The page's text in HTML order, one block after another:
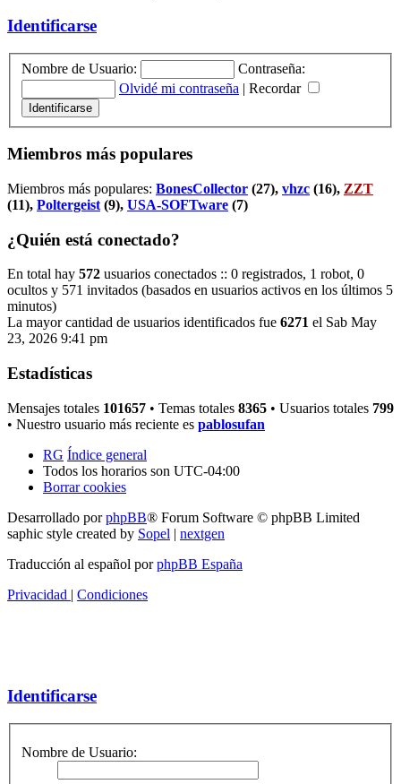
Identificarse
Nombre de Usuario:
Contraseña:
Olvidé mi contraseña | Recordar
Miembros más populares
Miembros más populares: BonesCollector (27), vhzc (16), ZZT
(11), Poltergeist (9), USA-SOFTware (7)
¿Quién está conectado?
En total hay 572 usuarios conectados :: 0 registrados, 1 robot, 0
ocultos y 571 invitados (basados en usuarios activos en los últimos 5
minutos)
La mayor cantidad de usuarios identificados fue 6271 el Sab May
23, 2026 9:41 pm
Estadísticas
Mensajes totales 101657 • Temas totales 8365 • Usuarios totales 799
• Nuestro usuario más reciente es pablosufan
RG Índice general
Todos los horarios son UTC-04:00
Borrar cookies
Desarrollado porphpBB® Forum Software © phpBB Limited
saphic style created by Sopel | nextgen
Traducción al español porphpBB España
Privacidad | Condiciones
Identificarse
Nombre de Usuario: